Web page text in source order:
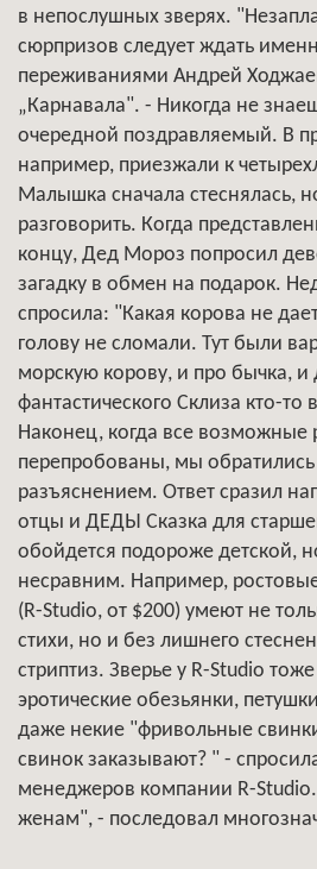
в непослушных зверях.
сюрпризов следует ждать
переживаниями Андрей
„Карнавала". - Никогда не
очередной поздравляемый. В
например, приезжали к
Малышка сначала стеснялась,
разговорить. Когда
концу, Дед Мороз попросил
загадку в обмен на подарок.
спросила: "Какая корова не
голову не сломали. Тут были
морскую корову, и про бычка, и
фантастического Склиза кто-
Наконец, когда все возможные
перепробованы, мы обратились
разъяснением. Ответ сразил
отцы и ДЕДЫ Сказка для
обойдется подороже детской,
несравним. Например,
(R-Studio, от $200) умеют не
стихи, но и без лишнего
стриптиз. Зверье у R-Studio
эротические обезьянки,
даже некие "фривольные
свинок заказывают? " -
менеджеров компании R-
женам", - последовал